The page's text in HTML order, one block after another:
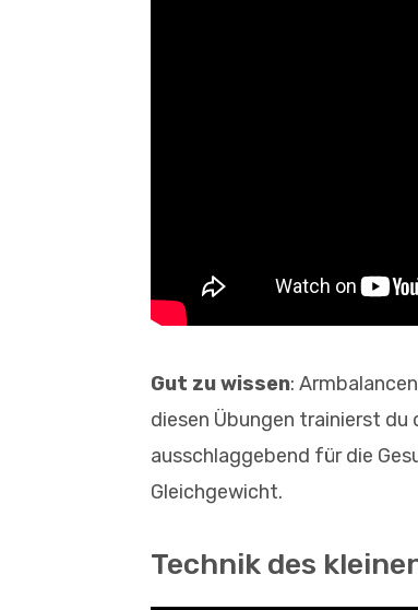
Gut zu wissen:
diesen Übungen trainierst
ausschlaggebend für die
Gleichgewicht.
Technik des